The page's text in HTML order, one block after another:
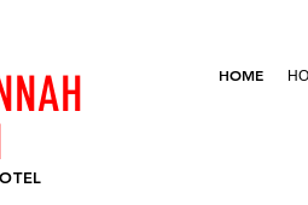
HOME